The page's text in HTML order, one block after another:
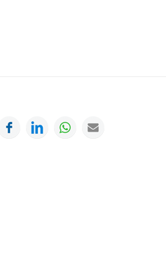
FacebookLinkedInWhatsApp